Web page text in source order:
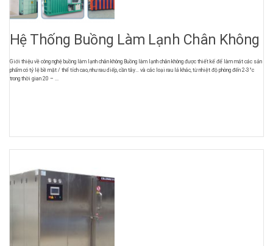
Hệ Thống Buồng Làm Lạnh Chân Không
Giới thiệu về công nghệ buồng làm lạnh chân không Buồng làm lạnh chân không được thiết kế để làm mát các sản
phẩm có tỷ lệ bề mặt / thể tích cao, như rau diếp, cần tây… và các loại rau lá khác, từ nhiệt độ phòng đến 2-3°c
trong thời gian 20 – ...